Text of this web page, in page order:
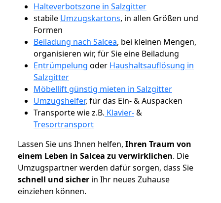
Halteverbotszone in Salzgitter
stabile Umzugskartons, in allen Größen und
Formen
Beiladung nach Salcea, bei kleinen Mengen,
organisieren wir, für Sie eine Beiladung
Entrümpelung oder Haushaltsauflösung in
Salzgitter
Möbellift günstig mieten in Salzgitter
Umzugshelfer, für das Ein- & Auspacken
Transporte wie z.B. Klavier-&
Tresortransport
Lassen Sie uns Ihnen helfen, Ihren Traum von
einem Leben in Salcea zu verwirklichen. Die
Umzugspartner werden dafür sorgen, dass Sie
schnell und sicher in Ihr neues Zuhause
einziehen können.